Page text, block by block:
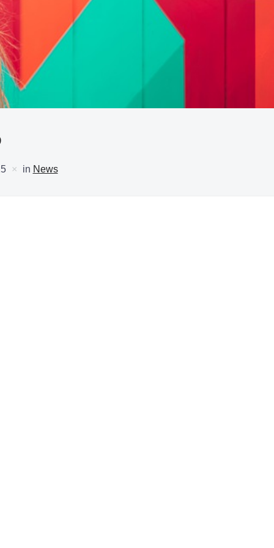
in News